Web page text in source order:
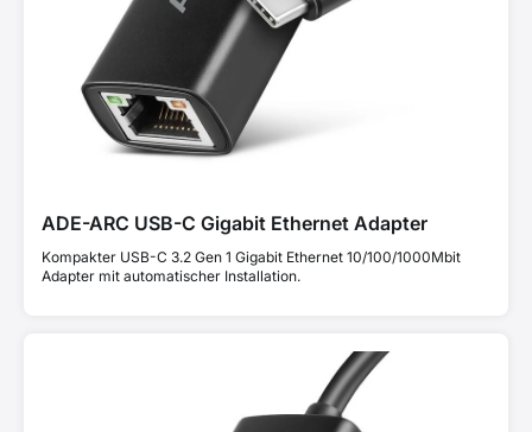
ADE-ARC USB-C Gigabit Ethernet Adapter
Kompakter USB-C 3.2 Gen 1 Gigabit Ethernet 10/100/1000Mbit
Adapter mit automatischer Installation.